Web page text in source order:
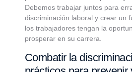
Debemos trabajar juntos para
discriminación laboral y crear un
los trabajadores tengan la
prosperar en su carrera.
Combatir la